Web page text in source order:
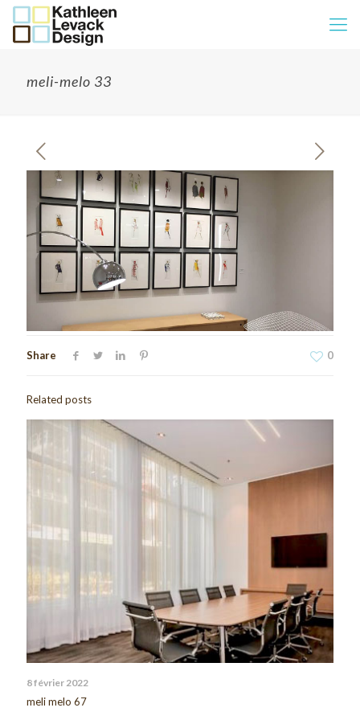
meli-melo 33
Share 0
Related posts
8 février 2022
meli melo 67